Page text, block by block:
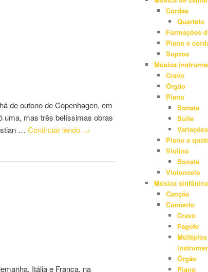
de outono de Copenhagen, em
uma, mas três belíssimas obras
… Continuar lendo →
Itália e França, na
Cordas
Quarteto
Formações
Piano e
Sopros
Música
Cravo
Órgão
Piano
Sonata
Suíte
Variações
Piano a
Violino
Sonata
Violoncelo
Música sinfônica
Canção
Concerto
Cravo
Fagote
Múltiplos
Órgão
Piano